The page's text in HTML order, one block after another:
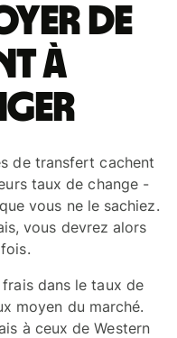
de
à
de transfert cachent
taux de change -
vous ne le sachiez.
vous devrez alors
dans le taux de
moyen du marché.
à ceux de Western